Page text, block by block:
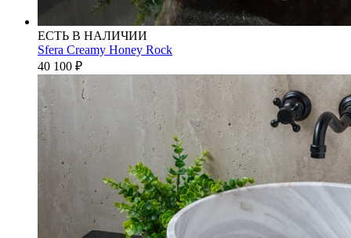
ЕСТЬ В НАЛИЧИИ
Sfera Creamy Honey Rock
40 100 ₽